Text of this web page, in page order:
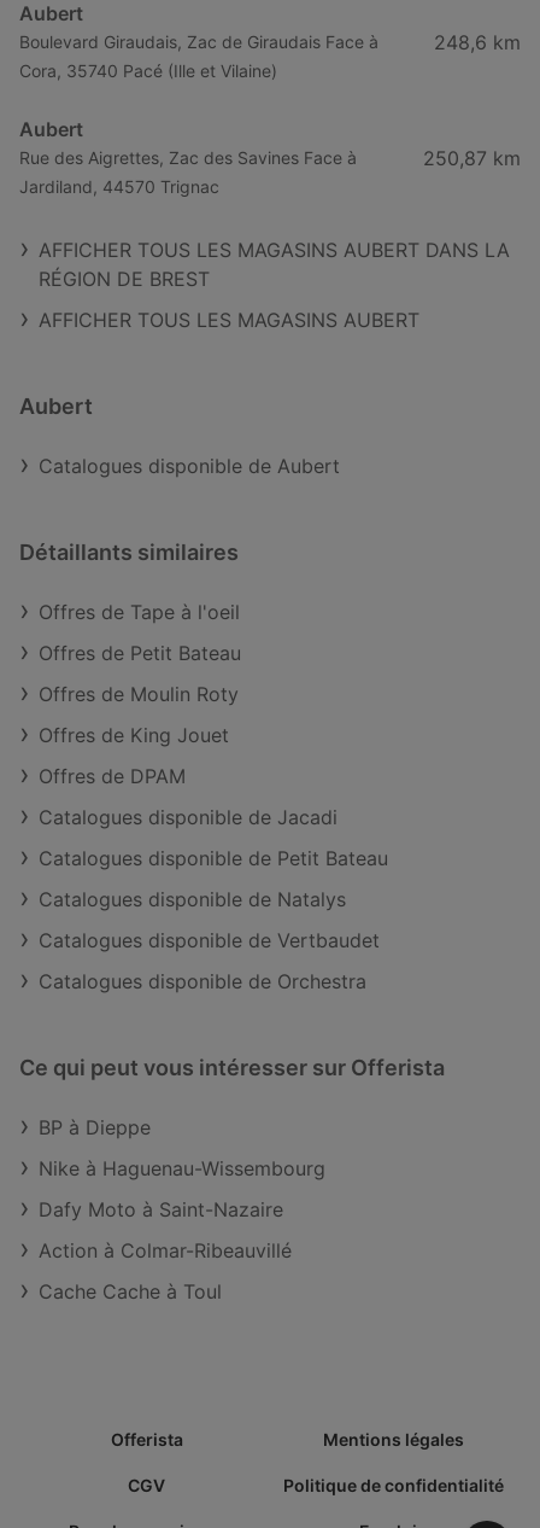
Aubert
Boulevard Giraudais, Zac de Giraudais Face à
Cora, 35740 Pacé (Ille et Vilaine)
248,6 km
Aubert
Rue des Aigrettes, Zac des Savines Face à
Jardiland, 44570 Trignac
250,87 km
AFFICHER TOUS LES MAGASINS AUBERT DANS LA
RÉGION DE BREST
AFFICHER TOUS LES MAGASINS AUBERT
Aubert
Catalogues disponible de Aubert
Détaillants similaires
Offres de Tape à l'oeil
Offres de Petit Bateau
Offres de Moulin Roty
Offres de King Jouet
Offres de DPAM
Catalogues disponible de Jacadi
Catalogues disponible de Petit Bateau
Catalogues disponible de Natalys
Catalogues disponible de Vertbaudet
Catalogues disponible de Orchestra
Ce qui peut vous intéresser sur Offerista
BP à Dieppe
Nike à Haguenau-Wissembourg
Dafy Moto à Saint-Nazaire
Action à Colmar-Ribeauvillé
Cache Cache à Toul
Offerista Mentions légales
CGV Politique de confidentialité